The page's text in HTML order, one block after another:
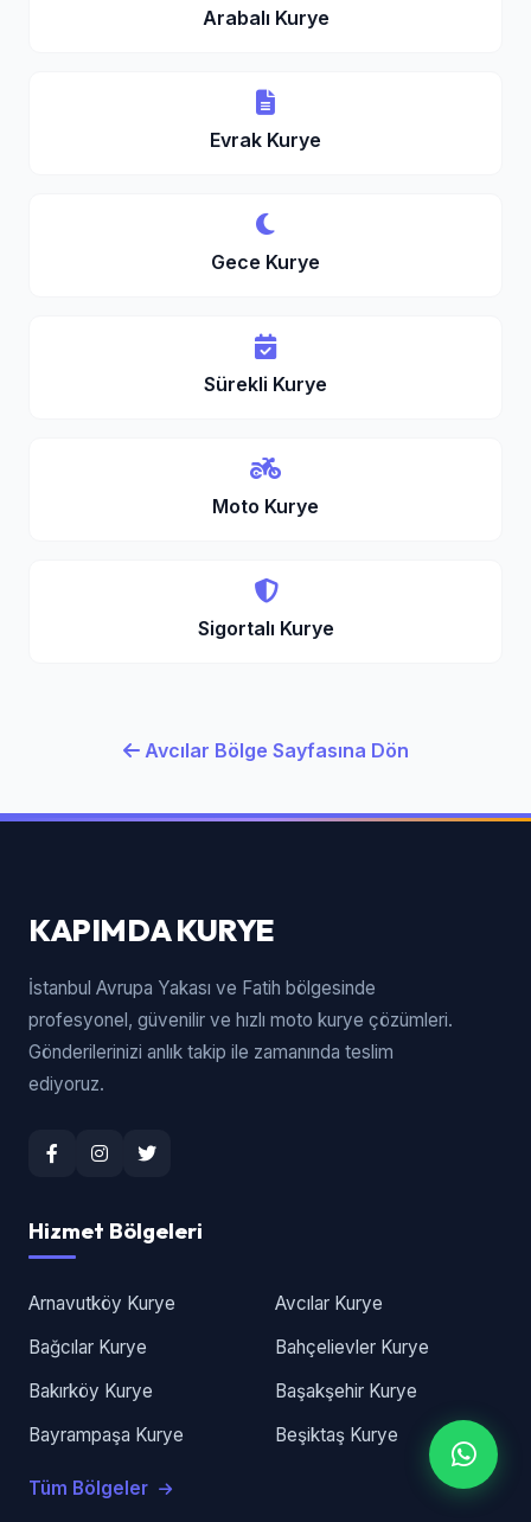
Arabalı Kurye
Evrak Kurye
Gece Kurye
Sürekli Kurye
Moto Kurye
Sigortalı Kurye
Avcılar Bölge Sayfasına Dön
KAPIMDA KURYE
İstanbul Avrupa Yakası ve Fatih bölgesinde
profesyonel, güvenilir ve hızlı moto kurye çözümleri.
Gönderilerinizi anlık takip ile zamanında teslim
ediyoruz.
Hizmet Bölgeleri
Arnavutköy Kurye
Avcılar Kurye
Bağcılar Kurye
Bahçelievler Kurye
Bakırköy Kurye
Başakşehir Kurye
Bayrampaşa Kurye
Beşiktaş Kurye
Tüm Bölgeler